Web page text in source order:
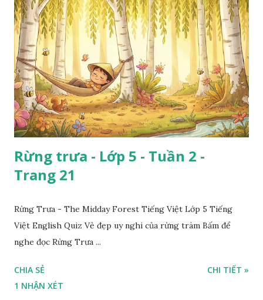
Rừng trưa - Lớp 5 - Tuần 2 -
Trang 21
Rừng Trưa - The Midday Forest Tiếng Việt Lớp 5 Tiếng
Việt English Quiz Vẻ đẹp uy nghi của rừng tràm Bấm để
nghe đọc Rừng Trưa ...
CHIA SẺ
1 NHẬN XÉT
CHI TIẾT »